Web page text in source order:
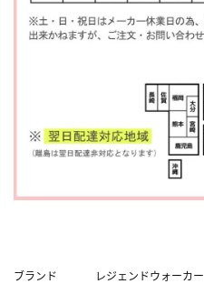
ブランド
レジェンドウォーカー